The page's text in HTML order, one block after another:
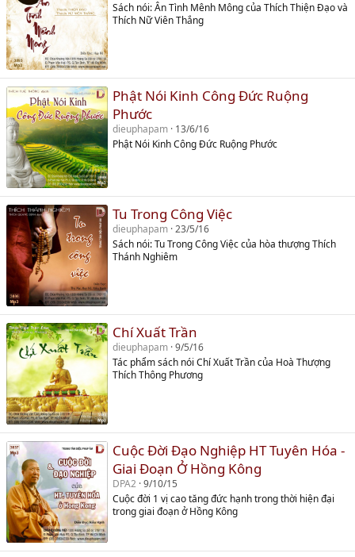
Sách nói: Ân Tình Mênh Mông của Thích Thiện Đạo và
Thích Nữ Viên Thắng
Phật Nói Kinh Công Đức Ruộng
Phước
dieuphapam 13/6/16
Phật Nói Kinh Công Đức Ruộng Phước
Tu Trong Công Việc
dieuphapam 23/5/16
Sách nói: Tu Trong Công Việc của hòa thượng Thích
Thánh Nghiêm
Chí Xuất Trần
dieuphapam 9/5/16
Tác phẩm sách nói Chí Xuất Trần của Hoà Thượng
Thích Thông Phương
Cuộc Đời Đạo Nghiệp HT Tuyên Hóa -
Giai Đoạn Ở Hồng Kông
DPA2 9/10/15
Cuộc đời 1 vị cao tăng đức hạnh trong thời hiện đại
trong giai đoạn ở Hồng Kông